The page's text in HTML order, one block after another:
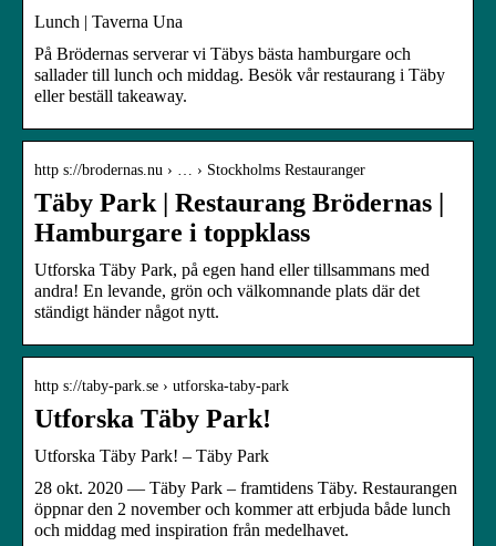
Lunch | Taverna Una
På Brödernas serverar vi Täbys bästa hamburgare och
sallader till lunch och middag. Besök vår restaurang i Täby
eller beställ takeaway.
http s://brodernas.nu › … › Stockholms Restauranger
Täby Park | Restaurang Brödernas |
Hamburgare i toppklass
Utforska Täby Park, på egen hand eller tillsammans med
andra! En levande, grön och välkomnande plats där det
ständigt händer något nytt.
http s://taby-park.se › utforska-taby-park
Utforska Täby Park!
Utforska Täby Park! – Täby Park
28 okt. 2020 — Täby Park – framtidens Täby. Restaurangen
öppnar den 2 november och kommer att erbjuda både lunch
och middag med inspiration från medelhavet.